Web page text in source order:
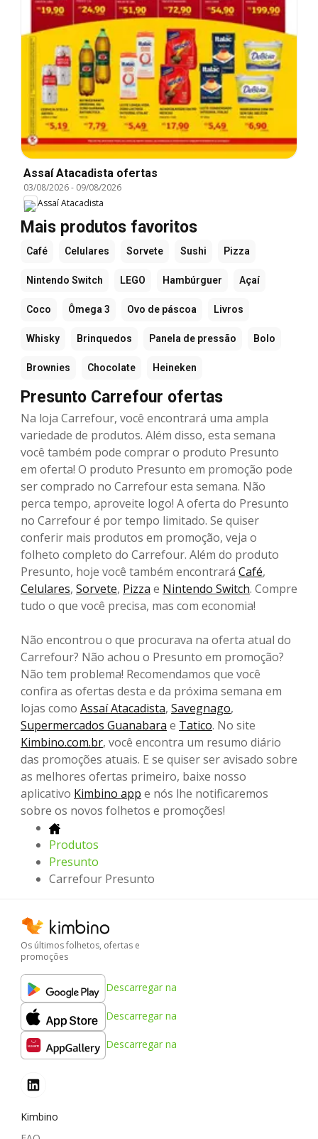
Assaí Atacadista ofertas
03/08/2026- 09/08/2026
Assaí Atacadista
Mais produtos favoritos
Café Celulares Sorvete Sushi Pizza
Nintendo Switch LEGO Hambúrguer Açaí
Coco Ômega 3 Ovo de páscoa Livros
Whisky Brinquedos Panela de pressão Bolo
Brownies Chocolate Heineken
Presunto Carrefour ofertas
Na loja Carrefour, você encontrará uma ampla
variedade de produtos. Além disso, esta semana
você também pode comprar o produto Presunto
em oferta! O produto Presunto em promoção pode
ser comprado no Carrefour esta semana. Não
perca tempo, aproveite logo! A oferta do Presunto
no Carrefour é por tempo limitado. Se quiser
conferir mais produtos em promoção, veja o
folheto completo do Carrefour. Além do produto
Presunto, hoje você também encontrará Café,
Celulares, Sorvete, Pizza e Nintendo Switch. Compre
tudo o que você precisa, mas com economia!
Não encontrou o que procurava na oferta atual do
Carrefour? Não achou o Presunto em promoção?
Não tem problema! Recomendamos que você
confira as ofertas desta e da próxima semana em
lojas como Assaí Atacadista, Savegnago,
Supermercados Guanabara e Tatico. No site
Kimbino.com.br, você encontra um resumo diário
das promoções atuais. E se quiser ser avisado sobre
as melhores ofertas primeiro, baixe nosso
aplicativo Kimbino app e nós lhe notificaremos
sobre os novos folhetos e promoções!
Produtos
Presunto
Carrefour Presunto
Os últimos folhetos, ofertas e
promoções
Descarregar na
Descarregar na
Descarregar na
Kimbino